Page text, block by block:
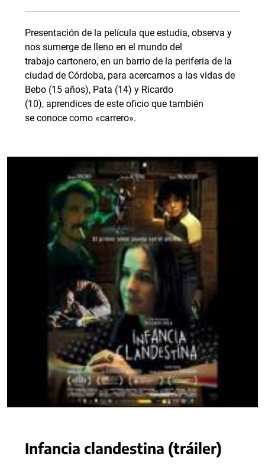
Presentación de la película que estudia, observa y
nos sumerge de lleno en el mundo del
trabajo cartonero, en un barrio de la periferia de la
ciudad de Córdoba, para acercarnos a las vidas de
Bebo (15 años), Pata (14) y Ricardo
(10), aprendices de este oficio que también
se conoce como «carrero».
Infancia clandestina (tráiler)